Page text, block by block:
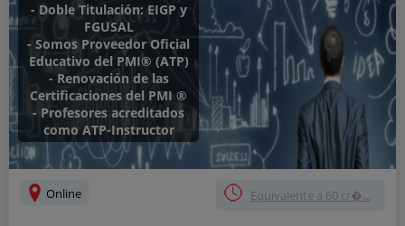
- Doble Titulación: EIGP y
FGUSAL
- Somos Proveedor Oficial
Educativo del PMI® (ATP)
- Renovación de las
Certificaciones del PMI ®
- Profesores acreditados
como ATP-Instructor
Online Equivalente a 60 cr�...